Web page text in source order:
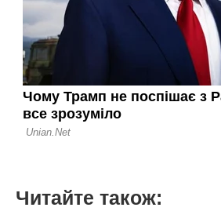
Читайте також: